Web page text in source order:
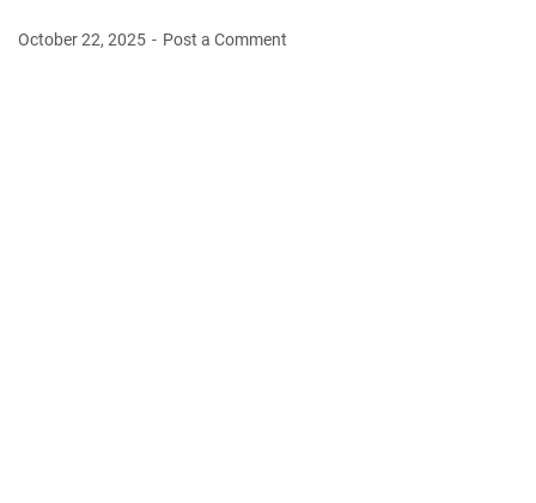
October 22, 2025 Post a Comment